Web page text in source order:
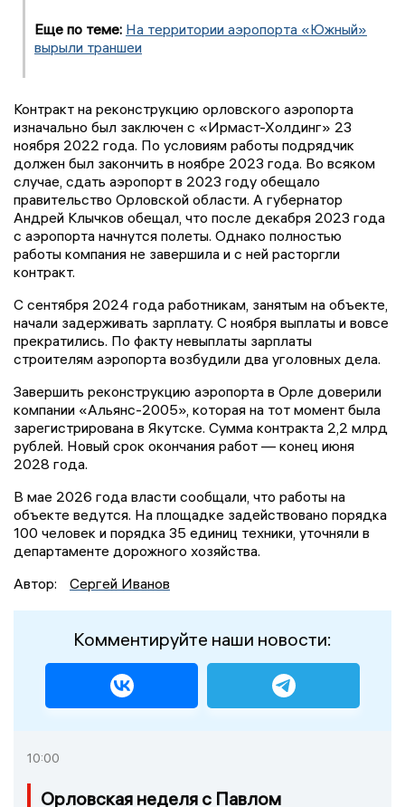
Еще по теме: На территории аэропорта «Южный»
вырыли траншеи
Контракт на реконструкцию орловского аэропорта
изначально был заключен с «Ирмаст-Холдинг» 23
ноября 2022 года. По условиям работы подрядчик
должен был закончить в ноябре 2023 года. Во всяком
случае, сдать аэропорт в 2023 году обещало
правительство Орловской области. А губернатор
Андрей Клычков обещал, что после декабря 2023 года
с аэропорта начнутся полеты. Однако полностью
работы компания не завершила и с ней расторгли
контракт.
С сентября 2024 года работникам, занятым на объекте,
начали задерживать зарплату. С ноября выплаты и вовсе
прекратились. По факту невыплаты зарплаты
строителям аэропорта возбудили два уголовных дела.
Завершить реконструкцию аэропорта в Орле доверили
компании «Альянс-2005», которая на тот момент была
зарегистрирована в Якутске. Сумма контракта 2,2 млрд
рублей. Новый срок окончания работ — конец июня
2028 года.
В мае 2026 года власти сообщали, что работы на
объекте ведутся. На площадке задействовано порядка
100 человек и порядка 35 единиц техники, уточняли в
департаменте дорожного хозяйства.
Автор:
Сергей Иванов
Комментируйте наши новости:
10:00
Орловская неделя с Павлом